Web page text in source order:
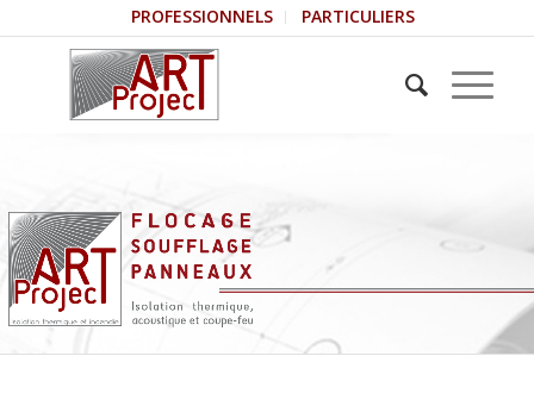
PROFESSIONNELS PARTICULIERS